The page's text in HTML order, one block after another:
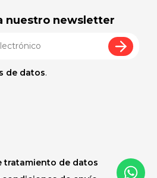
nuestro newsletter
de datos.
tratamiento de datos